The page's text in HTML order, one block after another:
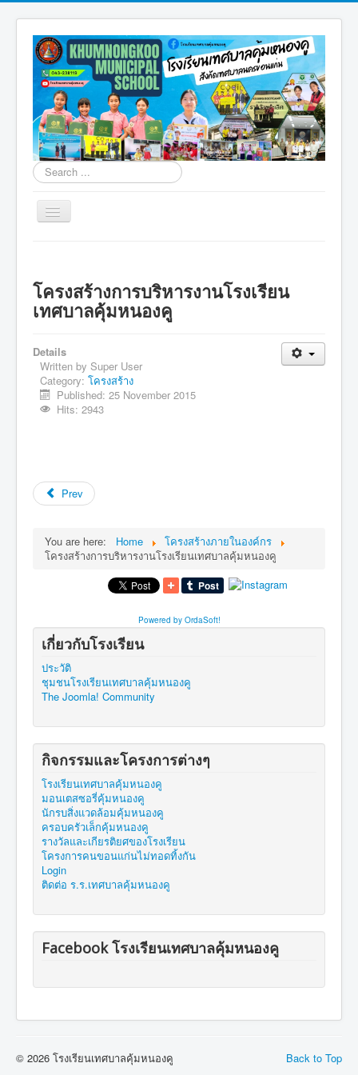
Search
...
Toggle
Navigation
สิ่งแวดล้อมคุ้มหนองคู
ครอบครัวเล็กคุ้มหนองคู
รางวัลและเกียรติยศ
ชุมชนคุ้มหนองคู
วิสัยทัศน์ พันธกิจ ยุทธศาสตร์
ข่าวประกาศ
การแต่งกายและระเบียบโรงเรียน
ข้อมูลทั่วไป
เผยแพร่ผลงานวิชาการครู
โครงสร้างการบริหารงานโรงเรียน
เทศบาลคุ้มหนองคู
Details
Written by Super User
Category: โครงสร้าง
Published: 25 November 2015
Hits: 2943
Prev
You are here: Home
โครงสร้างภายในองค์กร
โครงสร้างการบริหารงานโรงเรียนเทศบาลคุ้มหนองคู
Powered by OrdaSoft!
เกี่ยวกับโรงเรียน
ประวัติ
ชุมชนโรงเรียนเทศบาลคุ้มหนองคู
The Joomla! Community
กิจกรรมและโครงการต่างๆ
โรงเรียนเทศบาลคุ้มหนองคู
มอนเตสซอรี่คุ้มหนองคู
นักรบสิ่งแวดล้อมคุ้มหนองคู
ครอบครัวเล็กคุ้มหนองคู
รางวัลและเกียรติยศของโรงเรียน
โครงการคนขอนแก่นไม่ทอดทิ้งกัน
Login
ติดต่อ ร.ร.เทศบาลคุ้มหนองคู
Facebook โรงเรียนเทศบาลคุ้มหนองคู
Back to Top
© 2026 โรงเรียนเทศบาลคุ้มหนองคู